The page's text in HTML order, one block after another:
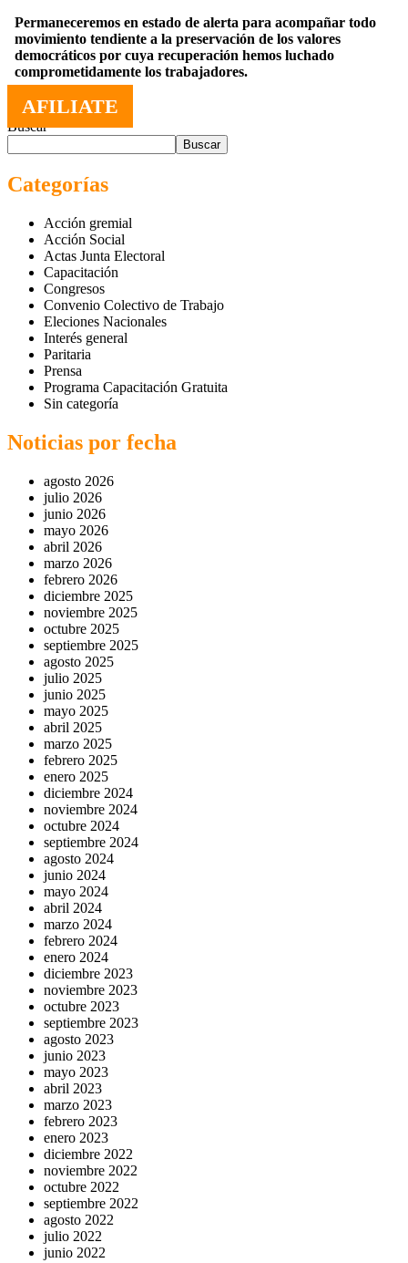
Permaneceremos en estado de alerta para acompañar todo
movimiento tendiente a la preservación de los valores
democráticos por cuya recuperación hemos luchado
comprometidamente los trabajadores.
AFILIATE
Buscar
Buscar
Categorías
Acción gremial
Acción Social
Actas Junta Electoral
Capacitación
Congresos
Convenio Colectivo de Trabajo
Eleciones Nacionales
Interés general
Paritaria
Prensa
Programa Capacitación Gratuita
Sin categoría
Noticias por fecha
agosto 2026
julio 2026
junio 2026
mayo 2026
abril 2026
marzo 2026
febrero 2026
diciembre 2025
noviembre 2025
octubre 2025
septiembre 2025
agosto 2025
julio 2025
junio 2025
mayo 2025
abril 2025
marzo 2025
febrero 2025
enero 2025
diciembre 2024
noviembre 2024
octubre 2024
septiembre 2024
agosto 2024
junio 2024
mayo 2024
abril 2024
marzo 2024
febrero 2024
enero 2024
diciembre 2023
noviembre 2023
octubre 2023
septiembre 2023
agosto 2023
junio 2023
mayo 2023
abril 2023
marzo 2023
febrero 2023
enero 2023
diciembre 2022
noviembre 2022
octubre 2022
septiembre 2022
agosto 2022
julio 2022
junio 2022